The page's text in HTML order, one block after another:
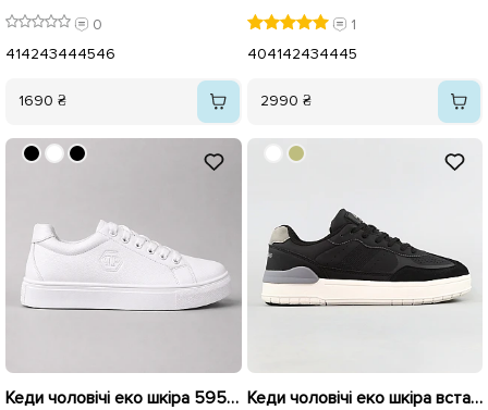
0
414243444546
1690 ₴
1
404142434445
2990 ₴
Кеди чоловічі еко шкіра 595766 Білі Кеди чоловічі еко шкіра вставка замш 594888 Чорні